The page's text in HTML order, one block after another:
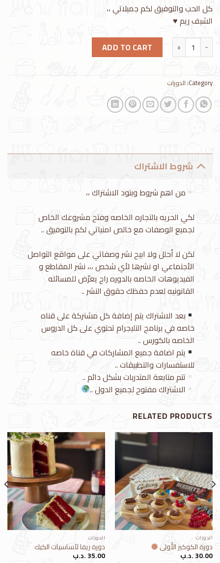
كل الحب والتوفيق لكم جميلاتي ،،
الشيف ريم ♥️
التارت المميزه quantity ADD TO CART
Category: الدورات
شروط الاشتراك
من اهم شروط وبنود الاشتراك ،،
لكي الحريه بالتجاره الخاصه وفتح مشروعك الخاص
لجميع الوصفات مع خالص امنياتي لكم بالتوفيق ..
لكن لا أحلل ولا ابيح نشر وصفاتي على مواقع التواصل
الأجتماعي او نشرها لأي شخص ،،، نشر المقاطع و
الفيديوهات الخاصه بالدوره راح يعرّض للمسائله
القانونيه لعدم حفظك حقوق النشر ..
بعد الاشتراك يتم إضافة كل مشتركة على قناه
خاصه في برنامج التليجرام تحتوي على كل الدروس
الخاصه بالكورس ..
يتم اضافة جميع المشاركات في قناة خاصه
للاستفسارات والتطبيقات ..
تتم متابعة المتدربات بشكل دائم ..
الاشتراك مفتوح لجميع الدول ..
RELATED PRODUCTS
الدورات
دورة الكوكيز الأُولى
30.00.د.ب
الدورات
دورة ريفا لأساسيات الكيك
35.00.د.ب